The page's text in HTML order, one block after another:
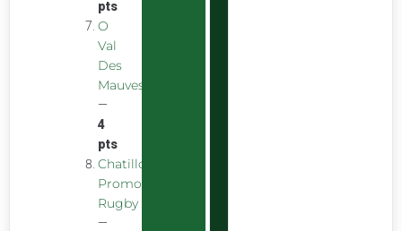
pts
O
Val
Des
Mauves
—
4
pts
Chatillon
Promotion
Rugby
—